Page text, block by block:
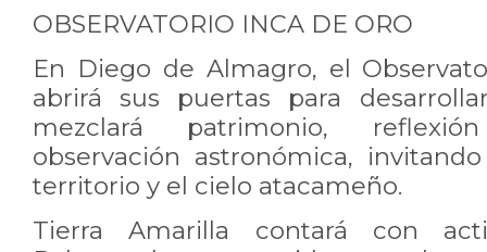
OBSERVATORIO INCA DE ORO
En Diego de Almagro, el
abrirá sus puertas para
mezclará patrimonio,
observación astronómica,
territorio y el cielo atacameño.
Tierra Amarilla contará con